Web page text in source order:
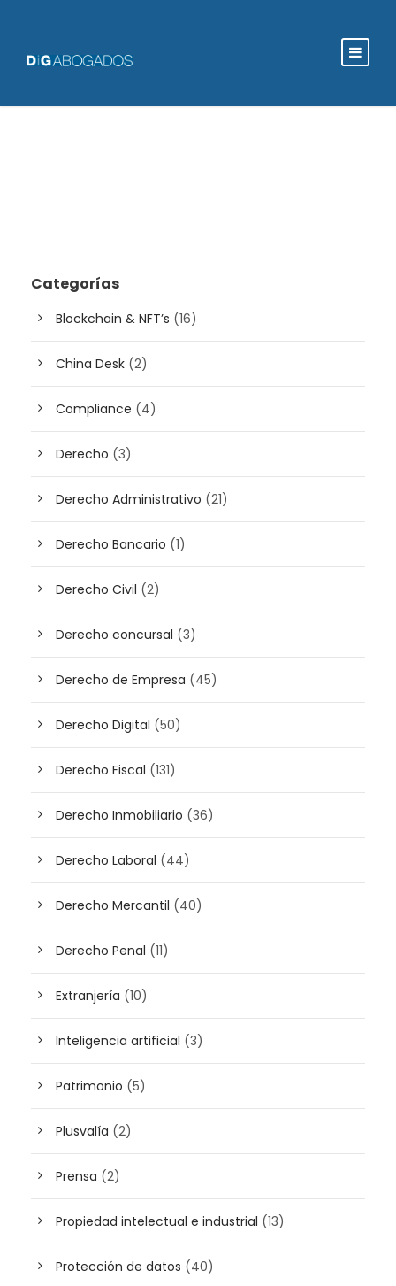
Categorías
Blockchain & NFT’s (16)
China Desk (2)
Compliance (4)
Derecho (3)
Derecho Administrativo (21)
Derecho Bancario (1)
Derecho Civil (2)
Derecho concursal (3)
Derecho de Empresa (45)
Derecho Digital (50)
Derecho Fiscal (131)
Derecho Inmobiliario (36)
Derecho Laboral (44)
Derecho Mercantil (40)
Derecho Penal (11)
Extranjería (10)
Inteligencia artificial (3)
Patrimonio (5)
Plusvalía (2)
Prensa (2)
Propiedad intelectual e industrial (13)
Protección de datos (40)